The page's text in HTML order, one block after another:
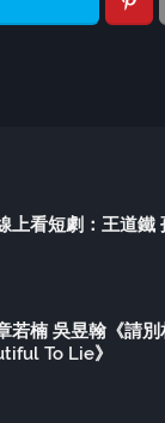
上看短劇：王道鐵
若楠 吳昱翰《請別
To Lie》